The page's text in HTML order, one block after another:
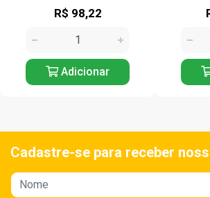
R$ 242,70
Adicionar
Cadastre-se para receber